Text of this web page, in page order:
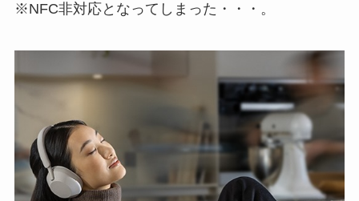
※NFC非対応となってしまった・・・。